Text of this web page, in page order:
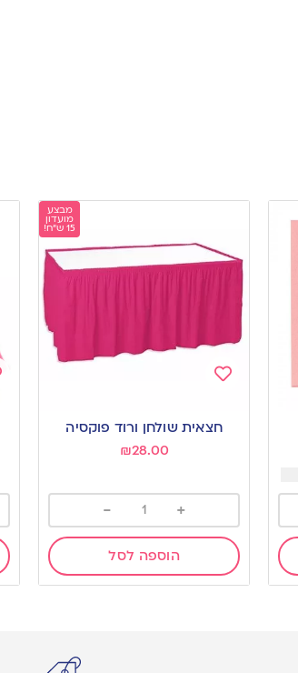
מבצע
מועדון
15 ש"ח!
to
חצאית שולחן ורוד פוקסיה
₪28.00
+
-
הוספה לסל